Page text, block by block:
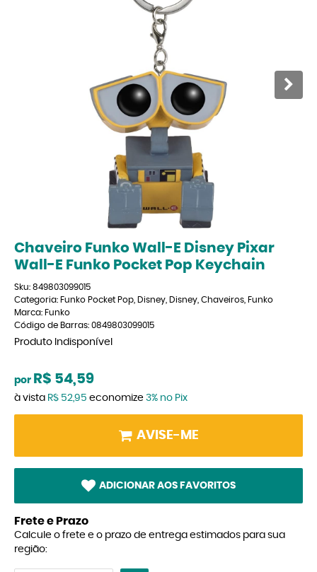
Chaveiro Funko Wall-E Disney Pixar
Wall-E Funko Pocket Pop Keychain
Sku: 849803099015
Categoria: Funko Pocket Pop Disney Disney Chaveiros Funko
Marca: Funko
Código de Barras: 0849803099015
Produto Indisponível
por R$ 54,59
à vista R$ 52,95 economize 3% no Pix
AVISE-ME
ADICIONAR AOS FAVORITOS
Frete e Prazo
Calcule o frete e o prazo de entrega estimados para sua
região: